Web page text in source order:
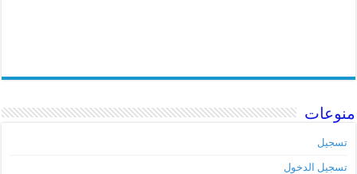
منوعات
تسجيل
تسجيل الدخول